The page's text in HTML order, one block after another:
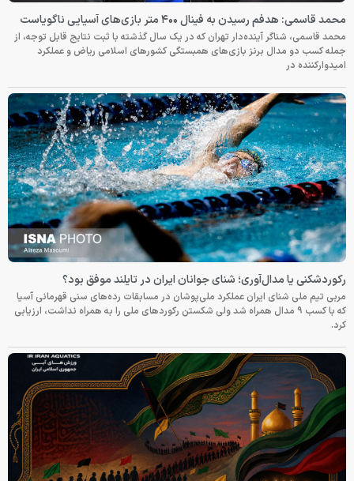
محمد قاسمی: هدفم رسیدن به فینال ۴۰۰ متر بازی‌های آسیایی ناگویاست
محمد قاسمی، شناگر آینده‌دار تهران که در یک سال گذشته با ثبت نتایج قابل توجه، از
جمله کسب دو مدال برنز بازی‌های همبستگی کشورهای اسلامی ریاض و عملکرد
امیدوارکننده در
رکوردشکنی یا مدال‌آوری؛ شنای جوانان ایران در تایلند موفق بود؟
مربی تیم ملی شنای ایران عملکرد ملی‌پوشان در مسابقات رده‌های سنی قهرمانی آسیا
که با کسب ۹ مدال همراه شد ولی شکستن رکوردهای ملی را به همراه نداشت، ارزیابی
کرد.